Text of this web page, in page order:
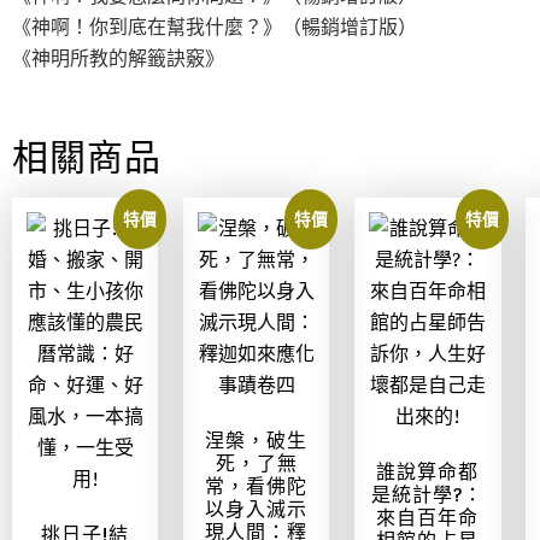
《神啊！你到底在幫我什麼？》（暢銷增訂版）
《神明所教的解籤訣竅》
相關商品
特價
挑日子!結
特價
涅槃，破生
死，了無
常，看佛陀
以身入滅示
現人間：釋
特價
誰說算命都
是統計學?：
來自百年命